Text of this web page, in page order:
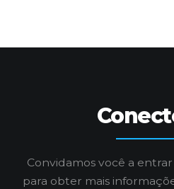
Convidamos você a
para obter mais